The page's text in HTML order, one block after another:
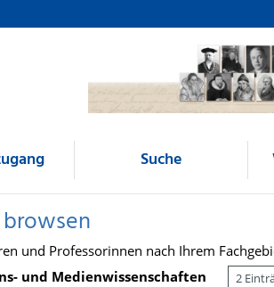
Suche
und Professorinnen nach Ihrem
und Medienwissenschaften
2